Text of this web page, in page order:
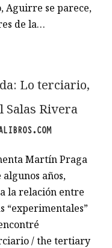
Aguirre se parece,
de la…
Lo terciario,
Salas Rivera
Martín Praga
años,
la relación entre
“experimentales”
/ the tertiary